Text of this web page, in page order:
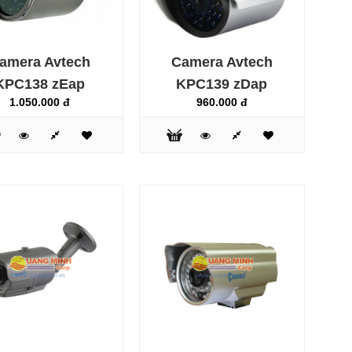
AVTECH là thương hiệu hàng đầu của Đài Loan trong
tới thị trường Việt Nam đều có giấy tờ chứng nhận xuất
Avtech
zEap
1.050.000 đ
Camera Avtech
KPC139 zDap
960.000 đ